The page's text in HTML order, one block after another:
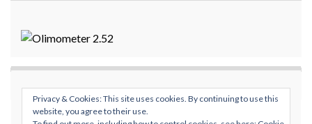
Privacy & Cookies: This site uses cookies. By continuing to use this
website, you agree to their use.